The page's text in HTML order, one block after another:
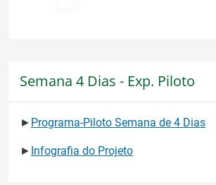
Semana 4 Dias - Exp. Piloto
► Programa-Piloto Semana de 4 Dias
► Infografia do Projeto